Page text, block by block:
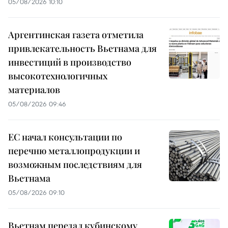
Аргентинская газета отметила
привлекательность Вьетнама для
инвестиций в производство
высокотехнологичных
материалов
05/08/2026 09:46
ЕС начал консультации по
перечню металлопродукции и
возможным последствиям для
Вьетнама
05/08/2026 09:10
Вьетнам передал кубинскому